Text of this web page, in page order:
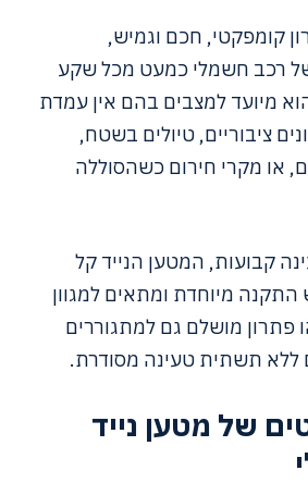
קומפקטי, חכם וגמיש,
רכב חשמלי כמעט מכל שקע
מיועד למצבים בהם אין עמדת
ציבוריים, טיולים בשטח,
או מקרי חירום כשהסוללה
קבועות, המטען הנייד קל
התקנה מיוחדת ומתאים למגוון
פתרון מושלם גם למתגוררים
ללא תשתית טעינה מסודרת.
של מטען נייד